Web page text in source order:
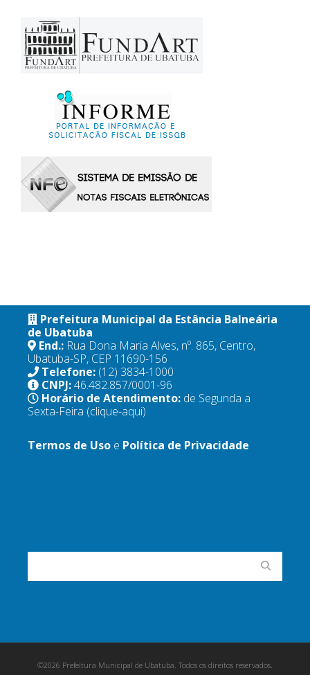
Prefeitura Municipal da Estância Balneária
de Ubatuba
End.: Rua Dona Maria Alves, nº. 865, Centro,
Ubatuba-SP, CEP 11690-156
Telefone: (12) 3834-1000
CNPJ:46.482.857/0001-96
Horário de Atendimento: de Segunda a
Sexta-Feira (clique-aqui)
Termos de Uso e Política de Privacidade
©2026 Prefeitura Municipal de Ubatuba. Todos os direitos reservados.